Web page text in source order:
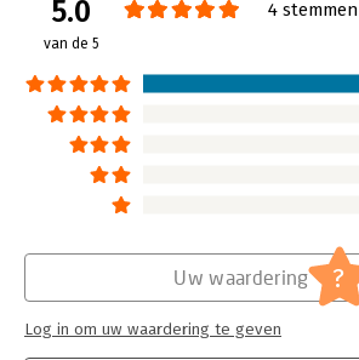
Verschijningsdatum:
1-2-2021
Hoofdrubriek:
5.0
van de 5
4 stemmen
Uw waardering ?
Log in om uw waardering te geven